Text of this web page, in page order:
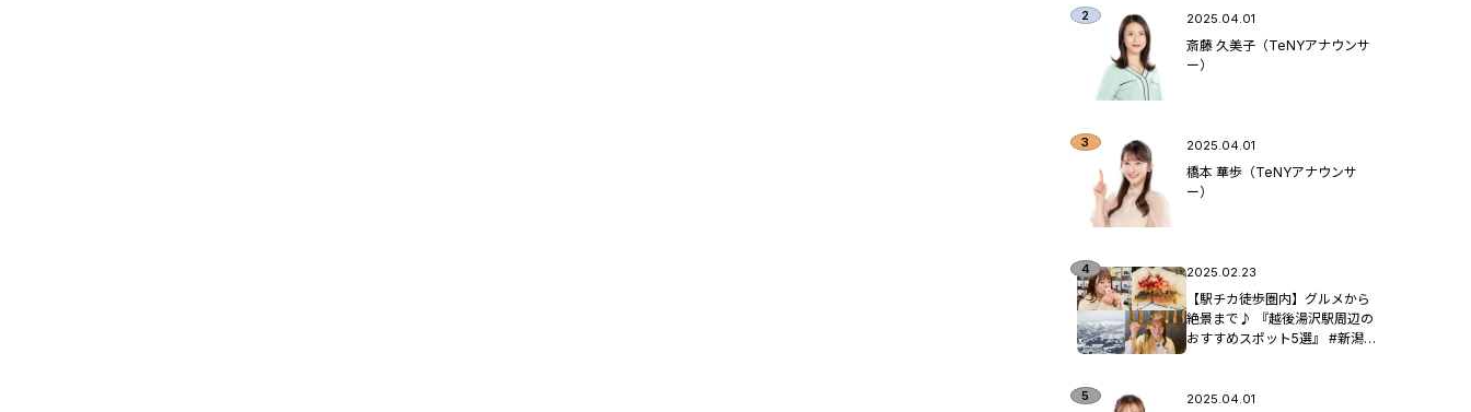
2025.04.01
斎藤 久美子（TeNYアナウンサ
ー）
2025.04.01
橋本 華歩（TeNYアナウンサ
ー）
2025.02.23
【駅チカ徒歩圏内】グルメから
絶景まで♪ 『越後湯沢駅周辺の
おすすめスポット5選』 #新潟観
2025.04.01